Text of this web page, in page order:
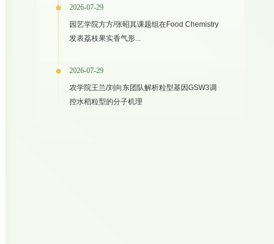
2026-07-29
园艺学院方方/张昭其课题组在Food Chemistry
发表荔枝果实香气形...
2026-07-29
农学院王兰/刘向东团队解析粒型基因GSW3调
控水稻粒型的分子机理